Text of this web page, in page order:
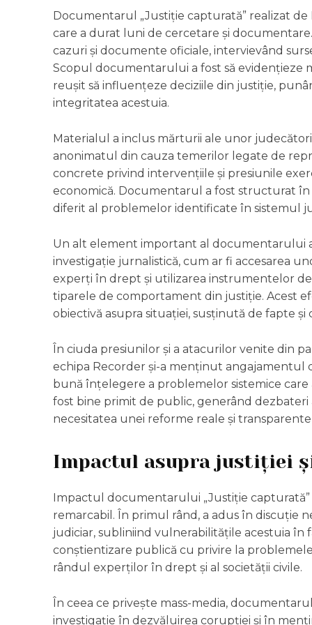
Documentarul „Justiție capturată” realizat
care a durat luni de cercetare și
cazuri și documente oficiale, intervievând
Scopul documentarului a fost să
reușit să influențeze deciziile din justiție,
integritatea acestuia.
Materialul a inclus mărturii ale unor
anonimatul din cauza temerilor legate de
concrete privind intervențiile și presiunile
economică. Documentarul a fost structurat
diferit al problemelor identificate în sistemul
Un alt element important al documentarului
investigație jurnalistică, cum ar fi accesarea
experți în drept și utilizarea instrumentelor
tiparele de comportament din justiție. Acest
obiectivă asupra situației, susținută de fapte și
În ciuda presiunilor și a atacurilor venite din
echipa Recorder și-a menținut angajamentul
bună înțelegere a problemelor sistemice
fost bine primit de public, generând
necesitatea unei reforme reale și
Impactul asupra justiției
Impactul documentarului „Justiție capturată”
remarcabil. În primul rând, a adus în discuție
judiciar, subliniind vulnerabilitățile acestuia
conștientizare publică cu privire la
rândul experților în drept și al societății civile.
În ceea ce privește mass-media,
investigație în dezvăluirea corupției și în